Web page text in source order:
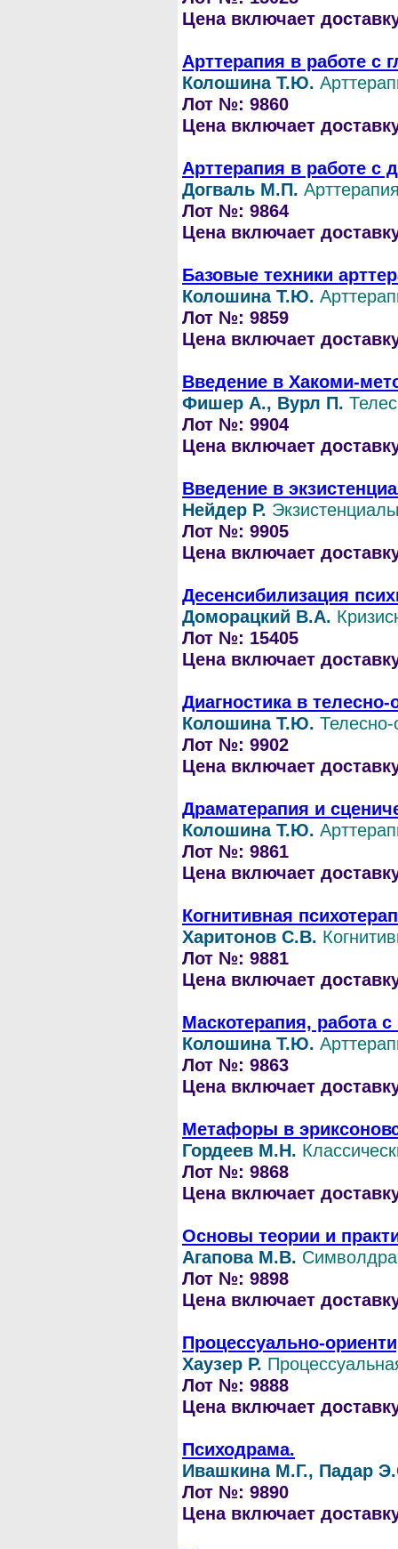
Цена включает
Арттерапия в работе с
Колошина Т.Ю.
Лот №: 9860
Цена включает
Арттерапия в работе с
Догваль М.П.
Лот №: 9864
Цена включает
Базовые техники
Колошина Т.Ю.
Лот №: 9859
Цена включает
Введение в Хакоми-
Фишер А., Вурл П.
Лот №: 9904
Цена включает
Введение в
Нейдер Р.
Лот №: 9905
Цена включает
Десенсибилизация
Доморацкий В.А.
Лот №: 15405
Цена включает
Диагностика в
Колошина Т.Ю. Телесно-
Лот №: 9902
Цена включает
Драматерапия и
Колошина Т.Ю.
Лот №: 9861
Цена включает
Когнитивная
Харитонов С.В.
Лот №: 9881
Цена включает
Маскотерапия, работа
Колошина Т.Ю.
Лот №: 9863
Цена включает
Метафоры в
Гордеев М.Н.
Лот №: 9868
Цена включает
Основы теории и
Агапова М.В.
Лот №: 9898
Цена включает
Процессуально-
Хаузер Р.
Лот №: 9888
Цена включает
Психодрама.
Ивашкина М.Г., Падар
Лот №: 9890
Цена включает